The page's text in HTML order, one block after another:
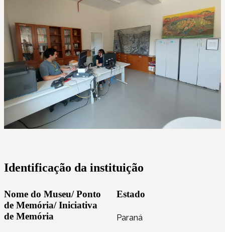
Identificação da instituição
Nome do Museu/ Ponto
de Memória/ Iniciativa
de Memória
Estado
Paraná